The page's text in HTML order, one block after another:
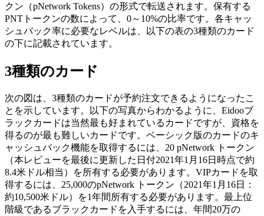
クン（pNetwork Tokens）の形式で転送されます。保有する
PNTトークンの数によって、0～10%の比率です。各キャッ
シュバック率に必要なレベルは、以下の表の3種類のカード
の下に記載されています。
3種類のカード
次の図は、3種類のカードが予約注文できるようになったこ
とを示しています。以下の写真からわかるように、Eidooブ
ラックカードは当然最も好まれているカードですが、資格を
得るのが最も難しいカードです。ベーシック版のカードのキ
ャッシュバック機能を取得するには、20 pNetwork トークン
（本レビューを最後に更新した日付2021年1月16日時点で約
8.4米ドル相当）を所有する必要があります。VIPカードを取
得するには、25,000のpNetwork トークン（2021年1月16日：
約10,500米ドル）を1年間所有する必要があります。最上位
階級であるブラックカードを入手するには、年間20万の